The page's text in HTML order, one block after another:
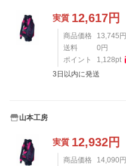
実質 12,617円
商品価格 13,745 円
送料
0 円
ポイント
1,128pt
3日以内に発送
山本工房
実質 12,932円
商品価格 14,090 円